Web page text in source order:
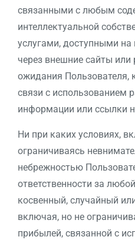
связанными с любым
интеллектуальной
услугами, доступными
через внешние сайты или
ожидания Пользователя,
связи с использованием
информации или ссылки
Ни при каких условиях,
ограничиваясь
небрежностью
ответственности за
косвенный, случайный
включая, но не
прибылей, связанной с